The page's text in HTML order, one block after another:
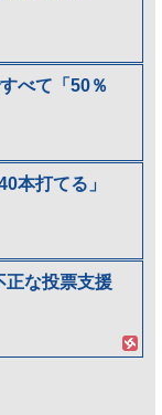
べて「50％
本打てる」
正な投票支援